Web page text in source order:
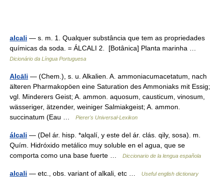
alcali — s. m. 1. Qualquer substância que tem as propriedades
químicas da soda. = ÁLCALI 2. [Botânica] Planta marinha …
Dicionário da Língua Portuguesa
Alcāli — (Chem.), s. u. Alkalien. A. ammoniacumacetatum, nach
älteren Pharmakopöen eine Saturation des Ammoniaks mit Essig;
vgl. Minderers Geist; A. ammon. aquosum, causticum, vinosum,
wässeriger, ätzender, weiniger Salmiakgeist; A. ammon.
succinatum (Eau …
Pierer's Universal-Lexikon
álcali — (Del ár. hisp. *alqalí, y este del ár. clás. qily, sosa). m.
Quím. Hidróxido metálico muy soluble en el agua, que se
comporta como una base fuerte …
Diccionario de la lengua española
alcali — etc., obs. variant of alkali, etc … Useful english dictionary